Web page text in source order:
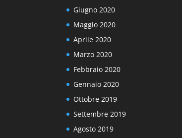
Giugno 2020
Maggio 2020
Aprile 2020
Marzo 2020
Febbraio 2020
Gennaio 2020
Ottobre 2019
Settembre 2019
Agosto 2019